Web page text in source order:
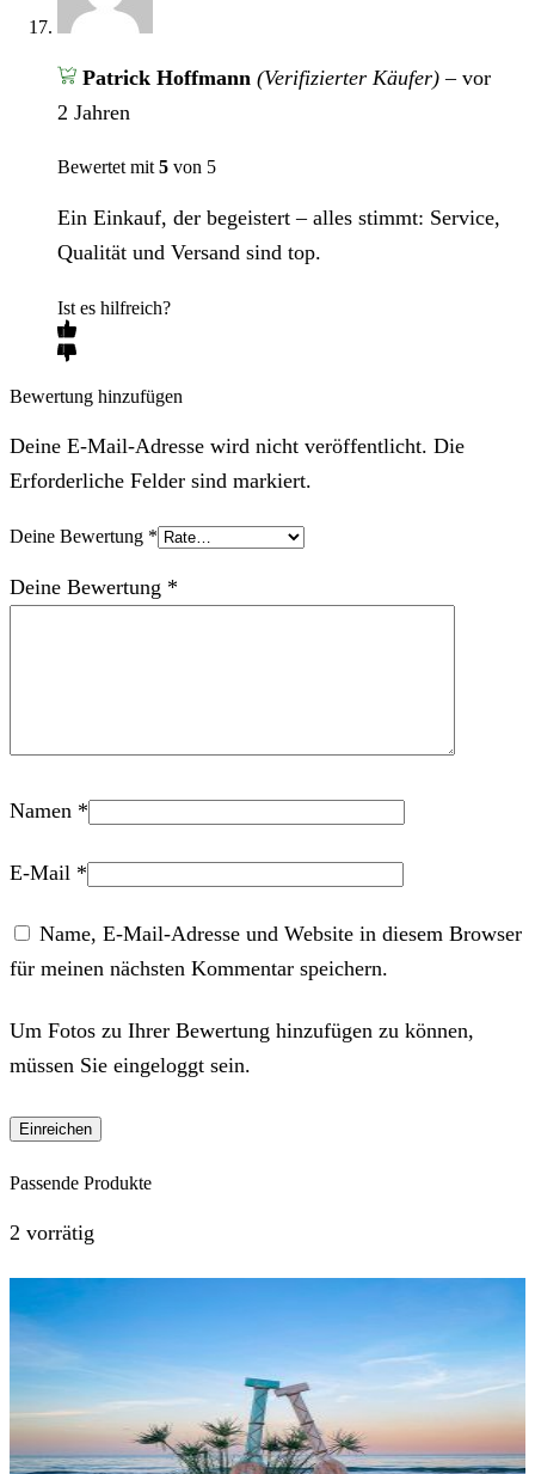
Patrick Hoffmann (Verifizierter Käufer) – vor
2 Jahren
Bewertet mit 5 von 5
Ein Einkauf, der begeistert – alles stimmt: Service,
Qualität und Versand sind top.
Ist es hilfreich?
Bewertung hinzufügen
Deine E-Mail-Adresse wird nicht veröffentlicht. Die
Erforderliche Felder sind markiert.
Deine Bewertung *
Deine Bewertung *
Namen *
E-Mail *
Name, E-Mail-Adresse und Website in diesem Browser
für meinen nächsten Kommentar speichern.
Um Fotos zu Ihrer Bewertung hinzufügen zu können,
müssen Sie eingeloggt sein.
Passende Produkte
2 vorrätig